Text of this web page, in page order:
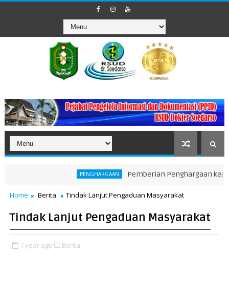
PENGHARGAAN Pemberian Penghargaan kepada
Home Berita Tindak Lanjut Pengaduan Masyarakat
Tindak Lanjut Pengaduan Masyarakat
1 year ago Berita,